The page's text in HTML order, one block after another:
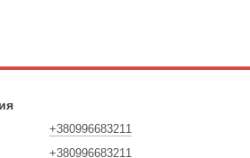
+380996683211
+380996683211